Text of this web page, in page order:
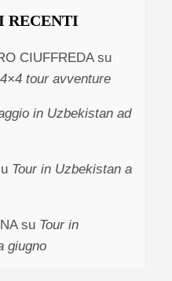
RECENTI
CIUFFREDA su
tour avventure
in Uzbekistan ad
Tour in Uzbekistan a
su Tour in
giugno